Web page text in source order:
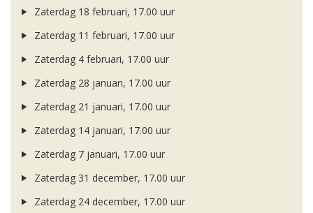
Zaterdag 18 februari, 17.00 uur
Zaterdag 11 februari, 17.00 uur
Zaterdag 4 februari, 17.00 uur
Zaterdag 28 januari, 17.00 uur
Zaterdag 21 januari, 17.00 uur
Zaterdag 14 januari, 17.00 uur
Zaterdag 7 januari, 17.00 uur
Zaterdag 31 december, 17.00 uur
Zaterdag 24 december, 17.00 uur